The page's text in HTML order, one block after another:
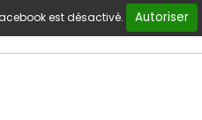
est désactivé. Autoriser